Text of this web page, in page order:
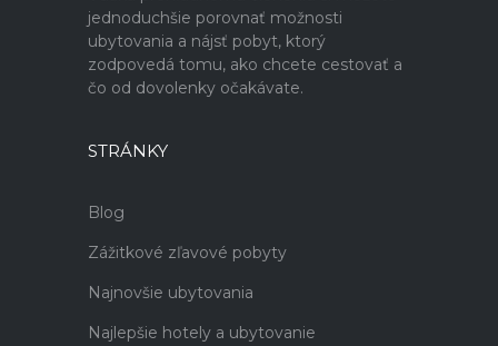
jednoduchšie porovnať možnosti
ubytovania a nájsť pobyt, ktorý
zodpovedá tomu, ako chcete cestovať a
čo od dovolenky očakávate.
STRÁNKY
Blog
Zážitkové zľavové pobyty
Najnovšie ubytovania
Najlepšie hotely a ubytovanie